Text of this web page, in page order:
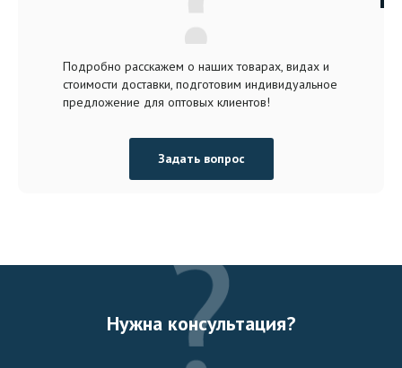
Подробно расскажем о наших товарах, видах и
стоимости доставки, подготовим индивидуальное
предложение для оптовых клиентов!
Задать вопрос
Нужна консультация?